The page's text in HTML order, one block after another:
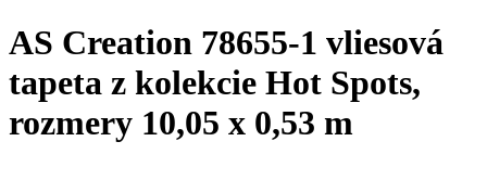
AS Creation 78655-1 vliesová
tapeta z kolekcie Hot Spots,
rozmery 10,05 x 0,53 m